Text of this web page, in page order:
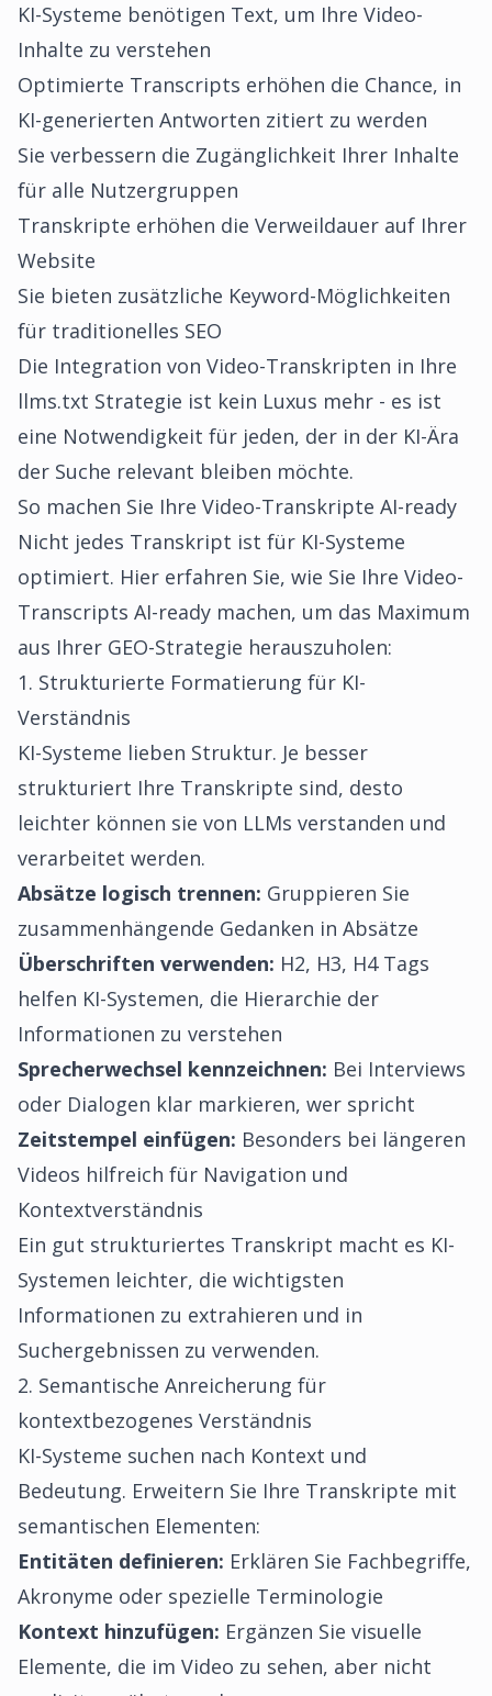
KI-Systeme benötigen Text, um Ihre Video-
Inhalte zu verstehen
Optimierte Transcripts erhöhen die Chance, in
KI-generierten Antworten zitiert zu werden
Sie verbessern die Zugänglichkeit Ihrer Inhalte
für alle Nutzergruppen
Transkripte erhöhen die Verweildauer auf Ihrer
Website
Sie bieten zusätzliche Keyword-Möglichkeiten
für traditionelles SEO
Die Integration von Video-Transkripten in Ihre
llms.txt Strategie ist kein Luxus mehr - es ist
eine Notwendigkeit für jeden, der in der KI-Ära
der Suche relevant bleiben möchte.
So machen Sie Ihre Video-Transkripte AI-ready
Nicht jedes Transkript ist für KI-Systeme
optimiert. Hier erfahren Sie, wie Sie Ihre Video-
Transcripts AI-ready machen, um das Maximum
aus Ihrer GEO-Strategie herauszuholen:
1. Strukturierte Formatierung für KI-
Verständnis
KI-Systeme lieben Struktur. Je besser
strukturiert Ihre Transkripte sind, desto
leichter können sie von LLMs verstanden und
verarbeitet werden.
Absätze logisch trennen: Gruppieren Sie
zusammenhängende Gedanken in Absätze
Überschriften verwenden: H2, H3, H4 Tags
helfen KI-Systemen, die Hierarchie der
Informationen zu verstehen
Sprecherwechsel kennzeichnen: Bei Interviews
oder Dialogen klar markieren, wer spricht
Zeitstempel einfügen: Besonders bei längeren
Videos hilfreich für Navigation und
Kontextverständnis
Ein gut strukturiertes Transkript macht es KI-
Systemen leichter, die wichtigsten
Informationen zu extrahieren und in
Suchergebnissen zu verwenden.
2. Semantische Anreicherung für
kontextbezogenes Verständnis
KI-Systeme suchen nach Kontext und
Bedeutung. Erweitern Sie Ihre Transkripte mit
semantischen Elementen:
Entitäten definieren: Erklären Sie Fachbegriffe,
Akronyme oder spezielle Terminologie
Kontext hinzufügen: Ergänzen Sie visuelle
Elemente, die im Video zu sehen, aber nicht